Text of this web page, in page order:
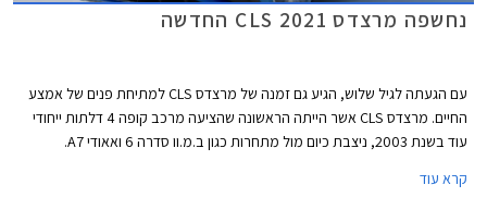
נחשפה מרצדס CLS 2021 החדשה
עם הגעתה לגיל שלוש, הגיע גם זמנה של מרצדס CLS למתיחת פנים של אמצע
החיים. מרצדס CLS אשר הייתה הראשונה שהציעה מרכב קופה 4 דלתות ייחודי
עוד בשנת 2003, ניצבת כיום מול מתחרות כגון ב.מ.וו סדרה 6 ואאודי A7.
קרא עוד